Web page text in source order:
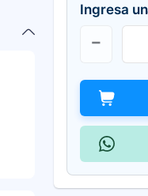
Ingresa